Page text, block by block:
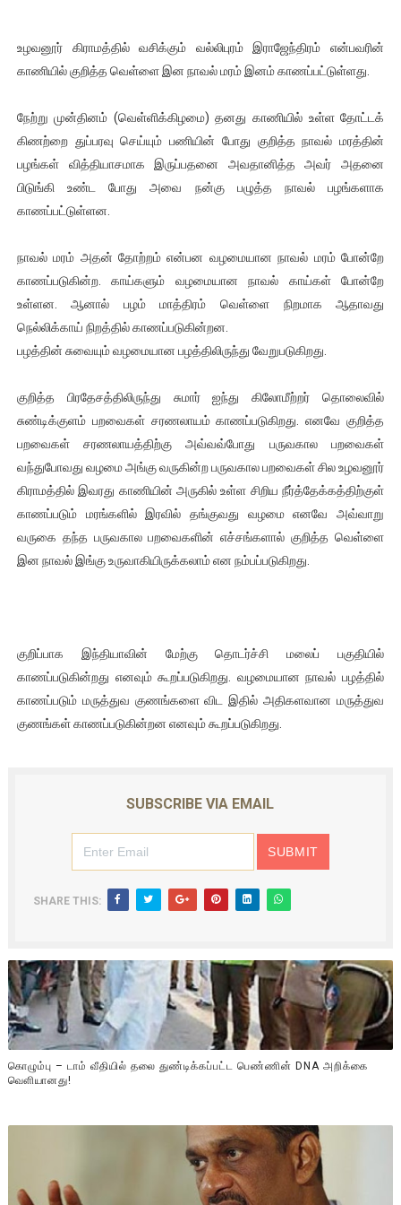
32 CM விநோத கன்றுக்குட்டி! (வீடியோ)
அல்வா கொடுக்கின்றது இலங்கை!
2ஆம் நாள் உக்ரைன் யுத்தம்!! எங்களைத் தனிமையில்
உழவனூர் கிராமத்தில் வசிக்கும் வல்லிபுரம் இராஜேந்திரம் என்பவரின்
காணியில் குறித்த வெள்ளை இன நாவல் மரம் இனம் காணப்பட்டுள்ளது.
நேற்று முன்தினம் (வெள்ளிக்கிழமை) தனது காணியில் உள்ள தோட்டக்
கிணற்றை துப்பரவு செய்யும் பணியின் போது குறித்த நாவல் மரத்தின்
பழங்கள் வித்தியாசமாக இருப்பதனை அவதானித்த அவர் அதனை
பிடுங்கி உண்ட போது அவை நன்கு பழுத்த நாவல் பழங்களாக
காணப்பட்டுள்ளன.
நாவல் மரம் அதன் தோற்றம் என்பன வழமையான நாவல் மரம் போன்றே
காணப்படுகின்ற. காய்களும் வழமையான நாவல் காய்கள் போன்றே
உள்ளன. ஆனால் பழம் மாத்திரம் வெள்ளை நிறமாக ஆதாவது
நெல்லிக்காய் நிறத்தில் காணப்படுகின்றன.
பழத்தின் சுவையும் வழமையான பழத்திலிருந்து வேறுபடுகிறது.
குறித்த பிரதேசத்திலிருந்து சுமார் ஐந்து கிலோமீற்றர் தொலைவில்
சுண்டிக்குளம் பறவைகள் சரணலாயம் காணப்படுகிறது. எனவே குறித்த
பறவைகள் சரணலாயத்திற்கு அவ்வவ்போது பருவகால பறவைகள்
வந்துபோவது வழமை அங்கு வருகின்ற பருவகால பறவைகள் சில உழவனூர்
கிராமத்தில் இவரது காணியின் அருகில் உள்ள சிறிய நீர்த்தேக்கத்திற்குள்
காணப்படும் மரங்களில் இரவில் தங்குவது வழமை எனவே அவ்வாறு
வருகை தந்த பருவகால பறவைகளின் எச்சங்களால் குறித்த வெள்ளை
இன நாவல் இங்கு உருவாகியிருக்கலாம் என நம்பப்படுகிறது.
குறிப்பாக இந்தியாவின் மேற்கு தொடர்ச்சி மலைப் பகுதியில்
காணப்படுகின்றது எனவும் கூறப்படுகிறது. வழமையான நாவல் பழத்தில்
காணப்படும் மருத்துவ குணங்களை விட இதில் அதிகளவான மருத்துவ
குணங்கள் காணப்படுகின்றன எனவும் கூறப்படுகிறது.
SUBSCRIBE VIA EMAIL
SHARE THIS:
கொழும்பு – டாம் வீதியில் தலை துண்டிக்கப்பட்ட பெண்ணின் DNA அறிக்கை
வௌியானது!